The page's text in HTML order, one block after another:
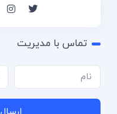
تماس با مدیریت